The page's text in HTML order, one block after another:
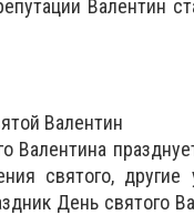
Валентин
Валентин
Валентина
святого, другие
День святого